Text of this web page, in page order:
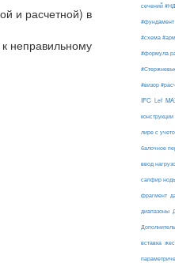
и расчетной) в
неправильному
сечений
#фундамент
#схема
#формула
#визор
IFC Lef
конструкции
лире с
балочное
ввод
сапфир
фрагмент
диапазоны
вставка